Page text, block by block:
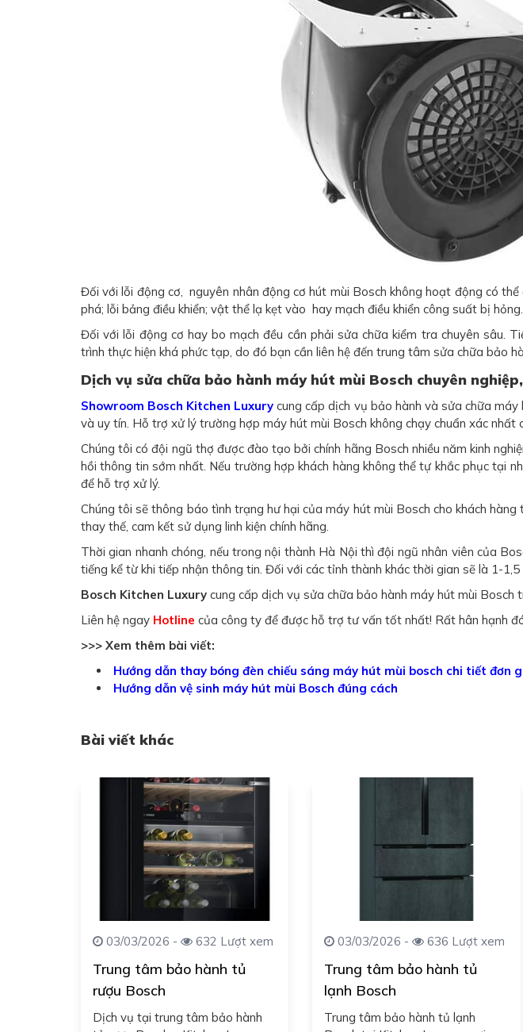
Đối với lỗi động cơ, nguyên nhân động cơ hút mùi Bosch không hoạt động có
phá; lỗi bảng điều khiển; vật thể lạ kẹt vào hay mạch điều khiển công suất bị hỏng.
Đối với lỗi động cơ hay bo mạch đều cần phải sửa chữa kiểm tra chuyên sâu.
trình thực hiện khá phức tạp, do đó bạn cần liên hệ đến trung tâm sửa chữa bảo
Dịch vụ sửa chữa bảo hành máy hút mùi Bosch chuyên
Showroom Bosch Kitchen Luxury cung cấp dịch vụ bảo hành và sửa chữa máy
và uy tín. Hỗ trợ xử lý trường hợp máy hút mùi Bosch không chạy chuẩn xác nhất
Chúng tôi có đội ngũ thợ được đào tạo bởi chính hãng Bosch nhiều năm kinh
hồi thông tin sớm nhất. Nếu trường hợp khách hàng không thể tự khắc phục tại
để hỗ trợ xử lý.
Chúng tôi sẽ thông báo tình trạng hư hại của máy hút mùi Bosch cho khách
thay thế, cam kết sử dụng linh kiện chính hãng.
Thời gian nhanh chóng, nếu trong nội thành Hà Nội thì đội ngũ nhân viên của
tiếng kể từ khi tiếp nhận thông tin. Đối với các tỉnh thành khác thời gian sẽ là 1-1,5
Bosch Kitchen Luxury cung cấp dịch vụ sửa chữa bảo hành máy hút mùi Bosch
Liên hệ ngay Hotline của công ty để được hỗ trợ tư vấn tốt nhất! Rất hân hạnh
>>> Xem thêm bài viết:
Hướng dẫn thay bóng đèn chiếu sáng máy hút mùi bosch chi tiết đơn
Hướng dẫn vệ sinh máy hút mùi Bosch đúng cách
Bài viết khác
03/03/2026 - 632 Lượt xem
Trung tâm bảo hành tủ
rượu Bosch
Dịch vụ tại trung tâm bảo hành
03/03/2026 - 636 Lượt xem
Trung tâm bảo hành tủ
lạnh Bosch
Trung tâm bảo hành tủ lạnh